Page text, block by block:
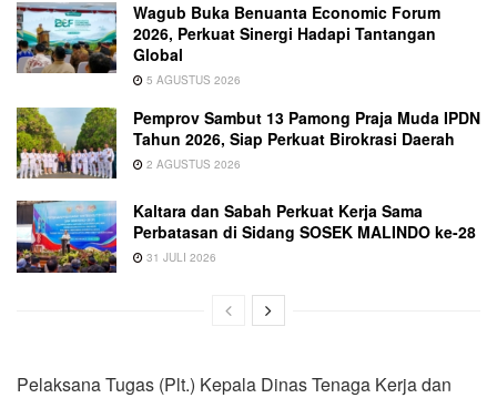
Wagub Buka Benuanta Economic Forum
2026, Perkuat Sinergi Hadapi Tantangan
Global
5 AGUSTUS 2026
Pemprov Sambut 13 Pamong Praja Muda IPDN
Tahun 2026, Siap Perkuat Birokrasi Daerah
2 AGUSTUS 2026
Kaltara dan Sabah Perkuat Kerja Sama
Perbatasan di Sidang SOSEK MALINDO ke-28
31 JULI 2026
Pelaksana Tugas (Plt.) Kepala Dinas Tenaga Kerja dan